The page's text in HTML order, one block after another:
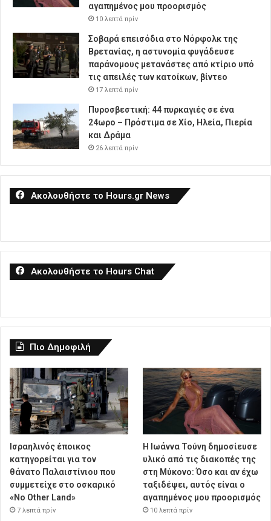
αγαπημένος μου προορισμός
10 λεπτά πρίν
Σοβαρά επεισόδια στο Νόρφολκ της
Βρετανίας, η αστυνομία φυγάδευσε
παράνομους μετανάστες από κτίριο υπό
τις απειλές των κατοίκων, βίντεο
17 λεπτά πρίν
Πυροσβεστική: 44 πυρκαγιές σε ένα
24ωρο – Πρόστιμα σε Χίο, Ηλεία, Πιερία
και Δράμα
26 λεπτά πρίν
Ακολουθήστε το Hours.gr News
Ακολουθήστε το Hours Chat
Πιο Δημοφιλή
Ισραηλινός έποικος
κατηγορείται για τον
θάνατο Παλαιστίνιου που
συμμετείχε στο οσκαρικό
«No Other Land»
7 λεπτά πρίν
Η Ιωάννα Τούνη δημοσίευσε
υλικό από τις διακοπές της
στη Μύκονο: Όσο και αν έχω
ταξιδέψει, αυτός είναι ο
αγαπημένος μου προορισμός
10 λεπτά πρίν